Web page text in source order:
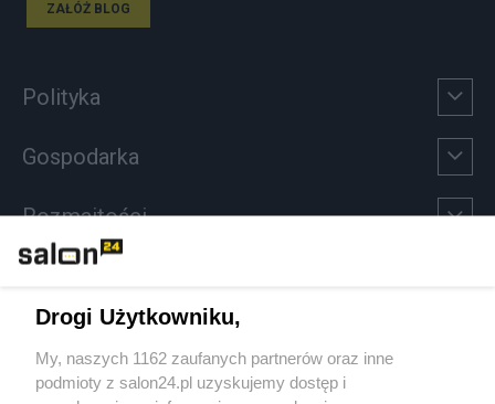
ZAŁÓŻ BLOG
Polityka
Gospodarka
Rozmaitości
Sport
Społeczeństwo
Drogi Użytkowniku,
My, naszych 1162 zaufanych partnerów oraz inne
podmioty z salon24.pl uzyskujemy dostęp i